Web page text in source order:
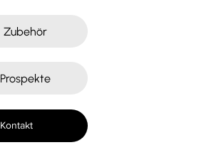
Prospekte
Zubehör
Kontakt